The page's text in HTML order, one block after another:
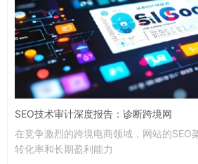
SEO技术审计深度报告：诊断跨境网
在竞争激烈的跨境电商领域，网站的SEO
转化率和长期盈利能力